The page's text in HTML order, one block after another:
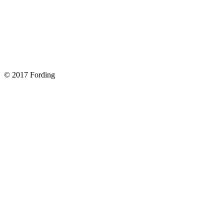
© 2017 Fording